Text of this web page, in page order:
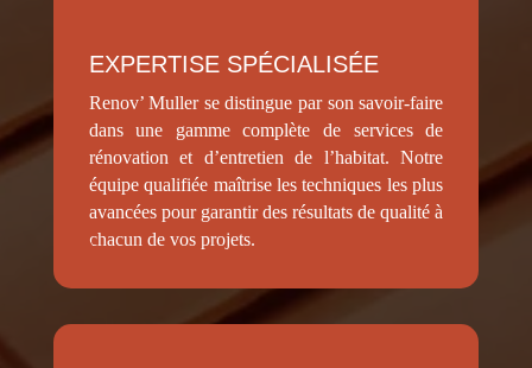
EXPERTISE SPÉCIALISÉE
Renov’ Muller se distingue par son savoir-faire
dans une gamme complète de services de
rénovation et d’entretien de l’habitat. Notre
équipe qualifiée maîtrise les techniques les plus
avancées pour garantir des résultats de qualité à
chacun de vos projets.